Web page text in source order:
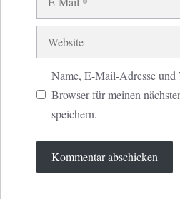
Website
Name, E-Mail-Adresse und
Browser für meinen
speichern.